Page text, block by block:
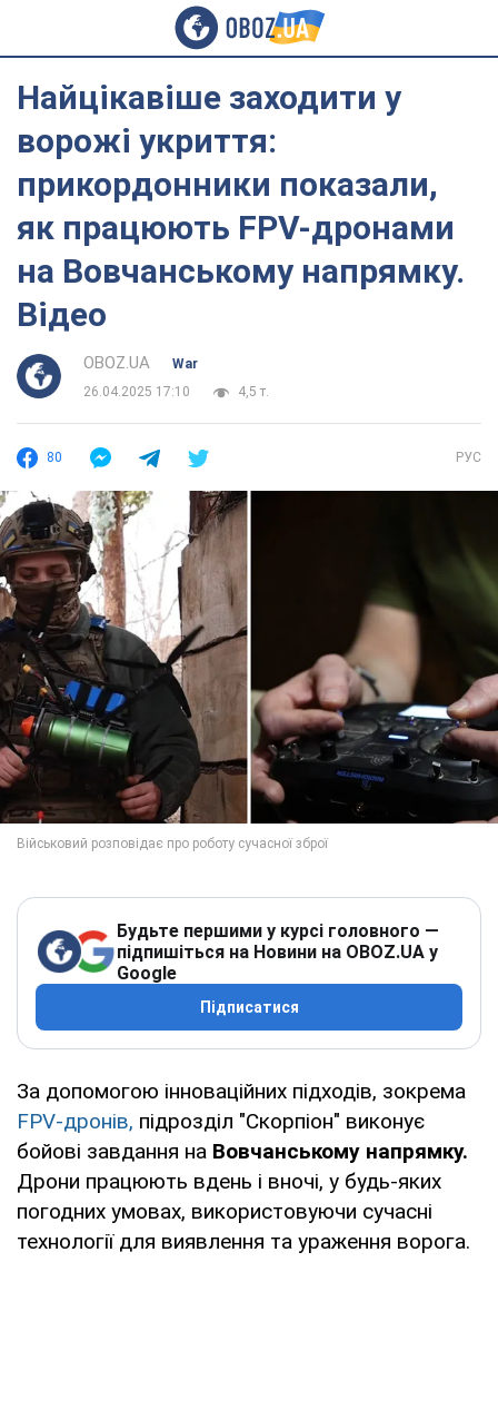
Найцікавіше заходити у
ворожі укриття:
прикордонники показали,
як працюють FPV-дронами
на Вовчанському напрямку.
Відео
OBOZ.UA
War
26.04.2025 17:10
4,5 т.
80 РУС
Будьте першими у курсі головного —
підпишіться на Новини на OBOZ.UA у
Google
Підписатися
За допомогою інноваційних підходів, зокрема
FPV-дронів, підрозділ "Скорпіон" виконує
бойові завдання на Вовчанському напрямку.
Дрони працюють вдень і вночі, у будь-яких
погодних умовах, використовуючи сучасні
технології для виявлення та ураження ворога.